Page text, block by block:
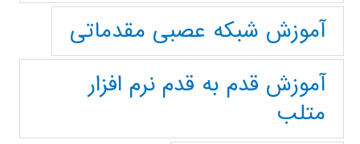
آموزش شبکه عصبی مقدماتی
آموزش قدم به قدم نرم افزار
متلب